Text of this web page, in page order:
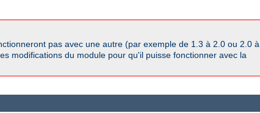
pas avec une autre (par exemple de 1.3 à 2.0 ou 2.0 à
modifications du module pour qu'il puisse fonctionner avec la